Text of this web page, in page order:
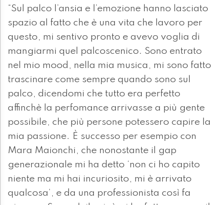
“Sul palco l’ansia e l’emozione hanno lasciato
spazio al fatto che è una vita che lavoro per
questo, mi sentivo pronto e avevo voglia di
mangiarmi quel palcoscenico. Sono entrato
nel mio mood, nella mia musica, mi sono fatto
trascinare come sempre quando sono sul
palco, dicendomi che tutto era perfetto
affinchè la perfomance arrivasse a più gente
possibile, che più persone potessero capire la
mia passione. È successo per esempio con
Mara Maionchi, che nonostante il gap
generazionale mi ha detto ‘non ci ho capito
niente ma mi hai incuriosito, mi è arrivato
qualcosa’, e da una professionista così fa